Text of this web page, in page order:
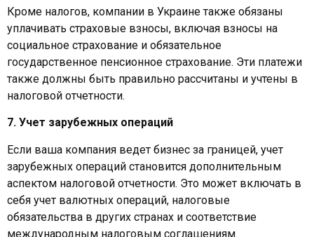
Кроме налогов, компании в Украине также обязаны
уплачивать страховые взносы, включая взносы на
социальное страхование и обязательное
государственное пенсионное страхование. Эти платежи
также должны быть правильно рассчитаны и учтены в
налоговой отчетности.
7. Учет зарубежных операций
Если ваша компания ведет бизнес за границей, учет
зарубежных операций становится дополнительным
аспектом налоговой отчетности. Это может включать в
себя учет валютных операций, налоговые
обязательства в других странах и соответствие
международным налоговым соглашениям.